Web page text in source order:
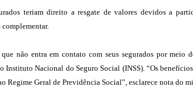
teriam direito a resgate de valores devidos a
não entra em contato com seus segurados por
Instituto Nacional do Seguro Social (INSS). “Os
Regime Geral de Previdência Social”, esclarece nota do